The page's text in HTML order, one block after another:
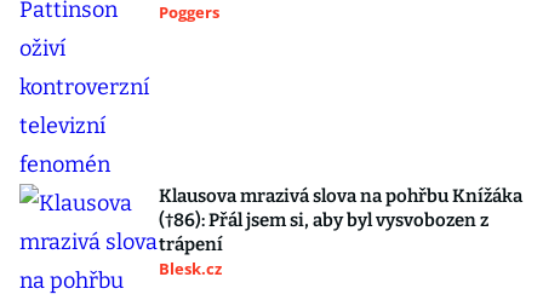
Poggers
Klausova mrazivá slova na pohřbu Knížáka
(†86): Přál jsem si, aby byl vysvobozen z
trápení
Blesk.cz